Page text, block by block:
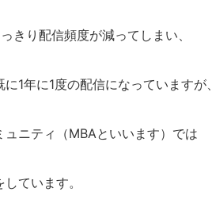
きり配信頻度が減ってしまい、
1年に1度の配信になっていますが、
ュニティ（MBAといいます）では
ています。